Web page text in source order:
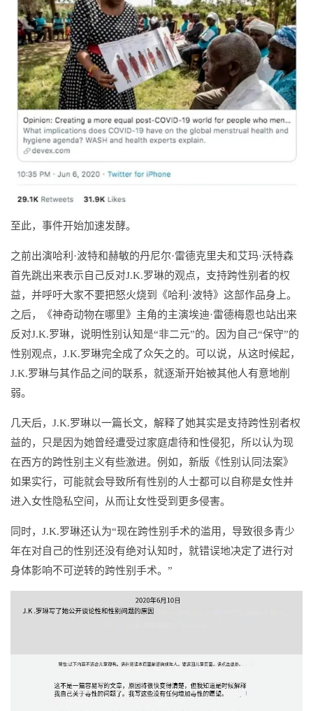
至此，事件开始加速发酵。
之前出演哈利·波特和赫敏的丹尼尔·雷德克里夫和艾玛·沃特森
首先跳出来表示自己反对J.K.罗琳的观点，支持跨性别者的权
益，并呼吁大家不要把怒火烧到《哈利·波特》这部作品身上。
之后，《神奇动物在哪里》主角的主演埃迪·雷德梅恩也站出来
反对J.K.罗琳，说明性别认知是“非二元”的。因为自己“保守”的
性别观点，J.K.罗琳完全成了众矢之的。可以说，从这时候起，
J.K.罗琳与其作品之间的联系，就逐渐开始被其他人有意地削
弱。
几天后，J.K.罗琳以一篇长文，解释了她其实是支持跨性别者权
益的，只是因为她曾经遭受过家庭虐待和性侵犯，所以认为现
在西方的跨性别主义有些激进。例如，新版《性别认同法案》
如果实行，可能就会导致所有性别的人士都可以自称是女性并
进入女性隐私空间，从而让女性受到更多侵害。
同时，J.K.罗琳还认为“现在跨性别手术的滥用，导致很多青少
年在对自己的性别还没有绝对认知时，就错误地决定了进行对
身体影响不可逆转的跨性别手术。”